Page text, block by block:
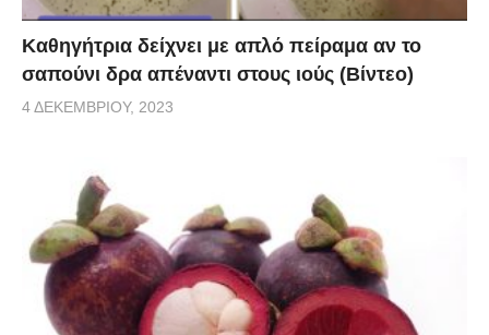
Καθηγήτρια δείχνει με απλό πείραμα αν το
σαπούνι δρα απέναντι στους ιούς (Βίντεο)
4 ΔΕΚΕΜΒΡΊΟΥ, 2023